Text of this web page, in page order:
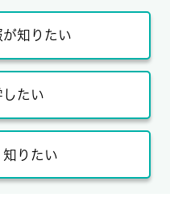
知りたい
したい
知りたい